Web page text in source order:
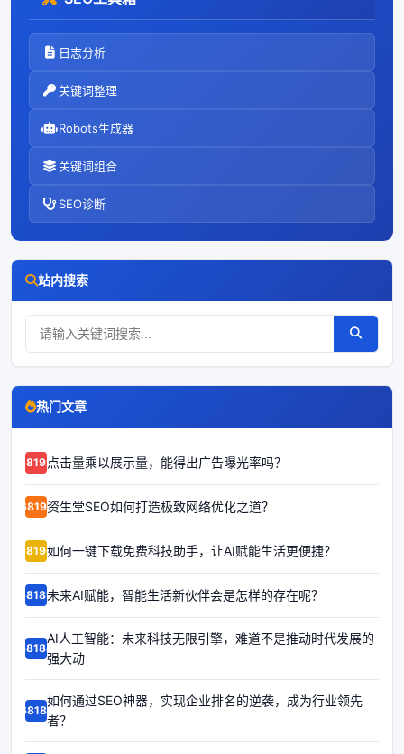
日志分析
关键词整理
Robots生成器
关键词组合
SEO诊断
站内搜索
热门文章
68192点击量乘以展示量，能得出广告曝光率吗？
68191资生堂SEO如何打造极致网络优化之道？
68190如何一键下载免费科技助手，让AI赋能生活更便捷？
68189未来AI赋能，智能生活新伙伴会是怎样的存在呢？
68188
AI人工智能：未来科技无限引擎，难道不是推动时代发展的
强大动
68187
如何通过SEO神器，实现企业排名的逆袭，成为行业领先
者？